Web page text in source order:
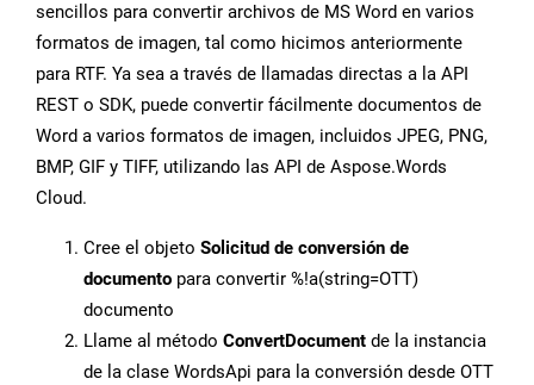
sencillos para convertir archivos de MS Word en varios
formatos de imagen, tal como hicimos anteriormente
para RTF. Ya sea a través de llamadas directas a la API
REST o SDK, puede convertir fácilmente documentos de
Word a varios formatos de imagen, incluidos JPEG, PNG,
BMP, GIF y TIFF, utilizando las API de Aspose.Words
Cloud.
Cree el objeto Solicitud de conversión de
documento para convertir %!a(string=OTT)
documento
Llame al método ConvertDocument de la instancia
de la clase WordsApi para la conversión desde OTT